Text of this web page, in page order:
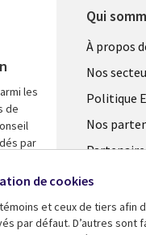
les
de
par
vos
Qui
Useful
links
À propos
Nos
Politique
Nos
Fusions
de cookies
et ceux de tiers afin
par défaut. D’autres